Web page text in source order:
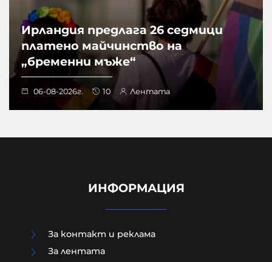
Ирландия предлага 26 седмици
платено майчинство на
„бременни мъже“
06-08-2026г. 10 Лентата
ИНФОРМАЦИЯ
За контакт и реклама
За лентата